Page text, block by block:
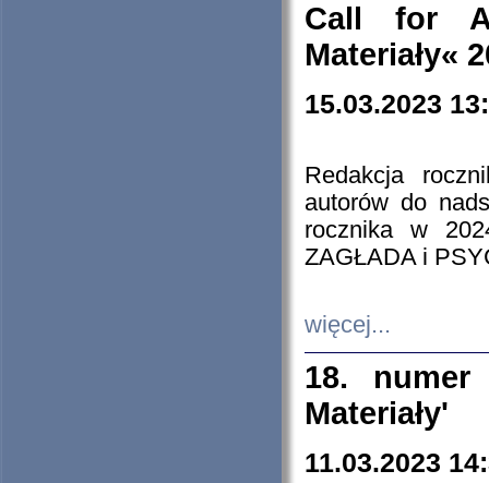
Call for
Materiały«
15.03.2023
Redakcja
autorów do
rocznika w
ZAGŁADA i
więcej...
18. numer
Materiały'
11.03.2023